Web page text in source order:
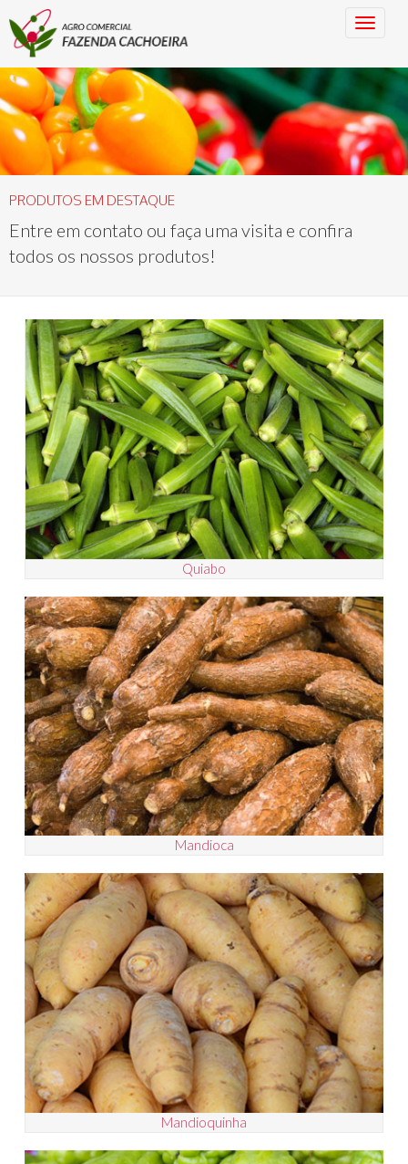
PRODUTOS EM DESTAQUE
Entre em contato ou faça uma visita e confira
todos os nossos produtos!
Quiabo
Mandioca
Mandioquinha